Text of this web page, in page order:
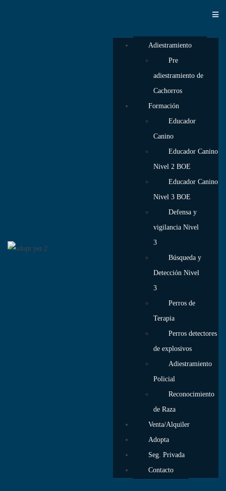
Adiestramiento
Pre
adiestramiento de
Cachorros
Formación
Educador
Canino
Educador Canino
Nivel 2 BOE
Educador Canino
Nivel 3 BOE
Defensa y
vigilancia Nivel
3
Búsqueda y
Detección Nivel
3
Perros de
Terapia
Perros detectores
de explosivos
Adiestramiento
Policial
Reconocimiento
de Raza
Venta/Alquiler
Adopta
Seg. Privada
Contacto